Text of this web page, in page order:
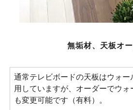
無垢材、天板オ
通常テレビボードの天板はウォー
用していますが、オーダーでウォ
も変更可能です（有料）。